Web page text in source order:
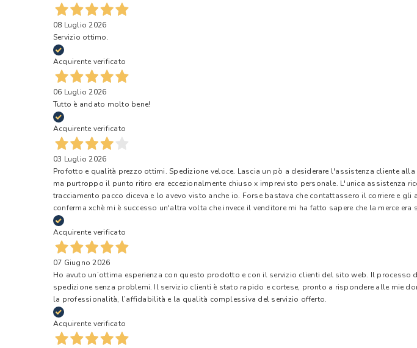
08 Luglio 2026
Servizio ottimo.
Acquirente verificato
06 Luglio 2026
Tutto è andato molto bene!
Acquirente verificato
03 Luglio 2026
Profotto e qualità prezzo ottimi. Spedizione veloce. Lascia un pò a desiderare l'assistenza cliente
ma purtroppo il punto ritiro era eccezionalmente chiuso x imprevisto personale. L'unica assistenza
tracciamento pacco diceva e lo avevo visto anche io. Forse bastava che contattassero il corriere e
conferma xchè mi è successo un'altra volta che invece il venditore mi ha fatto sapere che la merce
Acquirente verificato
07 Giugno 2026
Ho avuto un’ottima esperienza con questo prodotto e con il servizio clienti del sito web. Il
spedizione senza problemi. Il servizio clienti è stato rapido e cortese, pronto a rispondere alle mie
la professionalità, l’affidabilità e la qualità complessiva del servizio offerto.
Acquirente verificato